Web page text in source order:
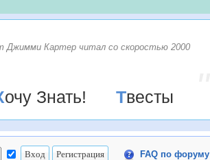
Джимми Картер читал со скоростью 2000
Хочу Знать! Твесты
FAQ по форуму